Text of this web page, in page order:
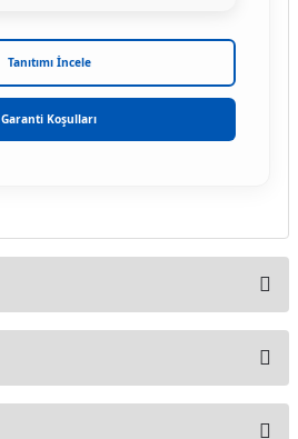
Tanıtımı İncele
Garanti Koşulları